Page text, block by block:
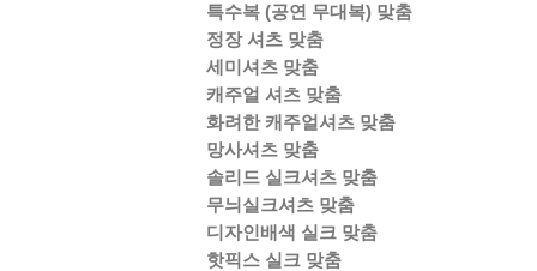
특수복 (공연 무대복) 맞춤
정장 셔츠 맞춤
세미셔츠 맞춤
캐주얼 셔츠 맞춤
화려한 캐주얼셔츠 맞춤
망사셔츠 맞춤
솔리드 실크셔츠 맞춤
무늬실크셔츠 맞춤
디자인배색 실크 맞춤
핫픽스 실크 맞춤